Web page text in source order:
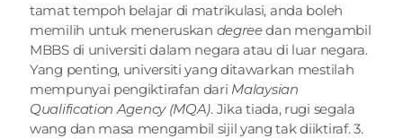
tamat tempoh belajar di matrikulasi, anda boleh
memilih untuk meneruskan degree dan mengambil
MBBS di universiti dalam negara atau di luar negara.
Yang penting, universiti yang ditawarkan mestilah
mempunyai pengiktirafan dari Malaysian
Qualification Agency (MQA). Jika tiada, rugi segala
wang dan masa mengambil sijil yang tak diiktiraf. 3.